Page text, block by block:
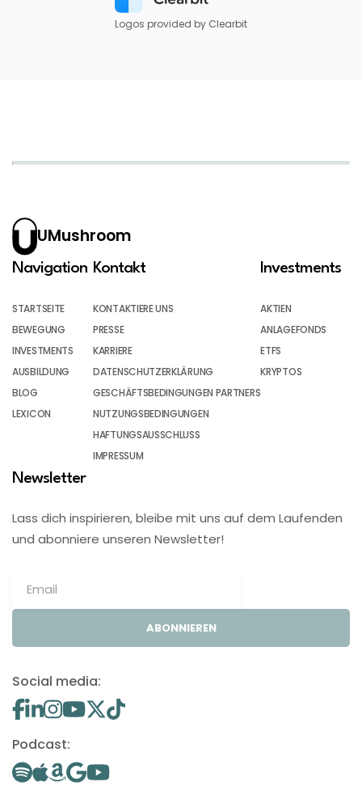
Logos provided by Clearbit
UMushroom
Navigation
STARTSEITE
BEWEGUNG
INVESTMENTS
AUSBILDUNG
BLOG
LEXICON
Kontakt
KONTAKTIERE UNS
PRESSE
KARRIERE
DATENSCHUTZERKLÄRUNG
GESCHÄFTSBEDINGUNGEN PARTNERS
NUTZUNGSBEDINGUNGEN
HAFTUNGSAUSSCHLUSS
IMPRESSUM
Investments
AKTIEN
ANLAGEFONDS
ETFS
KRYPTOS
Newsletter
Lass dich inspirieren, bleibe mit uns auf dem Laufenden
und abonniere unseren Newsletter!
ABONNIEREN
Social media:
Podcast: